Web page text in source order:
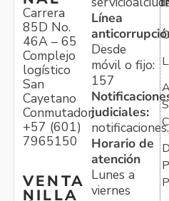
Carrera
85D No.
46A – 65
Complejo
logístico
San
Cayetano
Conmutador:
+57 (601)
7965150
VENTA
NILLA
Línea
Desde
móvil o fijo:
157
judiciales:
Horario de
atención
Lunes a
viernes